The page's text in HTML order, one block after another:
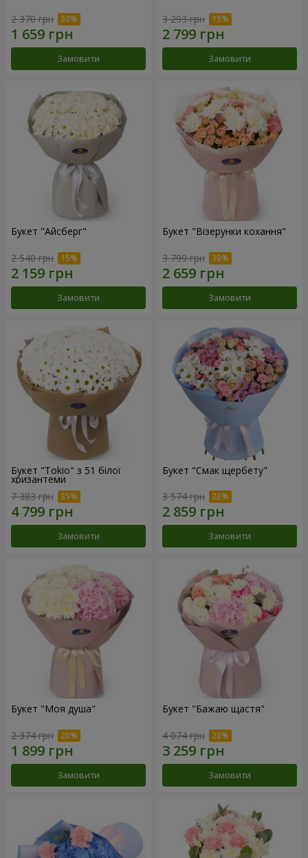
2 370 грн
Замовити
3 293 грн
Замовити
Букет "Айсберг"
2 540 грн
Замовити
Букет "Візерунки кохання"
3 799 грн
Замовити
Букет "Tokio" з 51 білої
хризантеми
7 383 грн
Замовити
Букет "Смак щербету"
3 574 грн
Замовити
Букет "Моя душа"
2 374 грн
Замовити
Букет "Бажаю щастя"
4 074 грн
Замовити